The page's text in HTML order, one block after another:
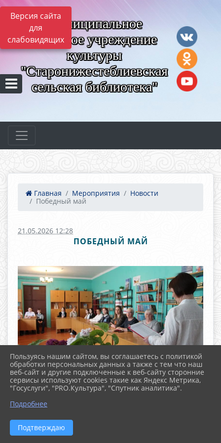
Версия сайта
для
слабовидящих
Муниципальное
казённое учреждение
культуры
"Старонижестеблиевская
сельская библиотека"
Главная Мероприятия
Новости
Победный май
21.05.2026 12:28
ПОБЕДНЫЙ МАЙ
Пользуясь нашим сайтом, вы соглашаетесь с политикой
обработки персональных данных а также с тем что наш
веб-сайт и другие подключенные к веб-сайту сторонние
сервисы используют cookies такие как Яндекс Метрика,
"Госуслуги", "PRO.Культура", "Спутник аналитика".
Подробнее
Подтверждаю